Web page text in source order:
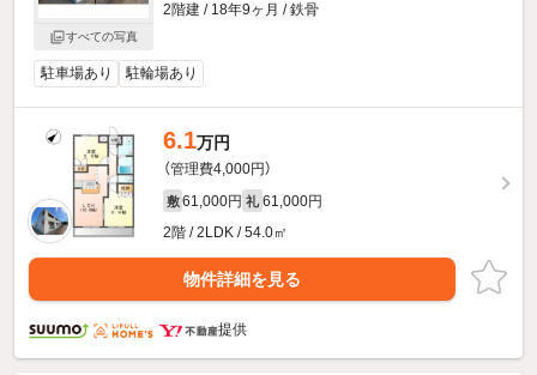
すべての写真
2階建 / 18年9ヶ月 / 鉄骨
駐車場あり 駐輪場あり
6.1万円
（管理費4,000円）
敷 61,000円 礼 61,000円
2階 / 2LDK / 54.0㎡
物件詳細を見る
提供